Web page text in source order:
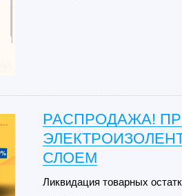
РАСПРОДАЖА!
СЛОЕМ
Ликвидация товарных